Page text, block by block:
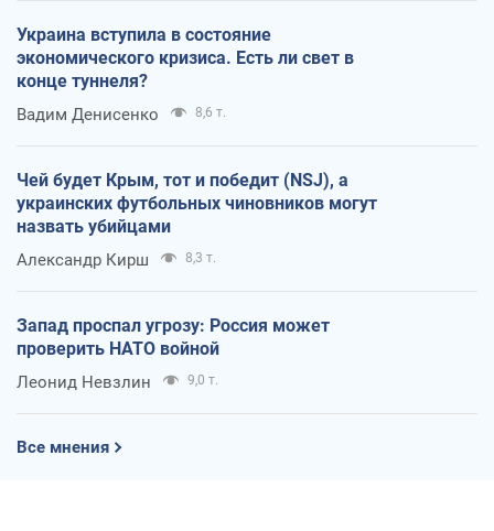
Украина вступила в состояние
экономического кризиса. Есть ли свет в
конце туннеля?
Вадим Денисенко 8,6 т.
Чей будет Крым, тот и победит (NSJ), а
украинских футбольных чиновников могут
назвать убийцами
Александр Кирш 8,3 т.
Запад проспал угрозу: Россия может
проверить НАТО войной
Леонид Невзлин 9,0 т.
Все мнения